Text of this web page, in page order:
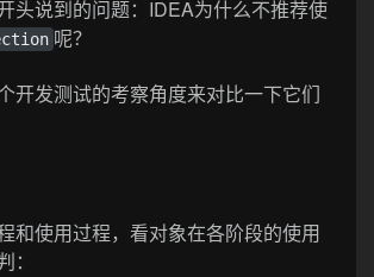
头说到的问题：IDEA为什么不推荐使
呢？
开发测试的考察角度来对比一下它们
和使用过程，看对象在各阶段的使用